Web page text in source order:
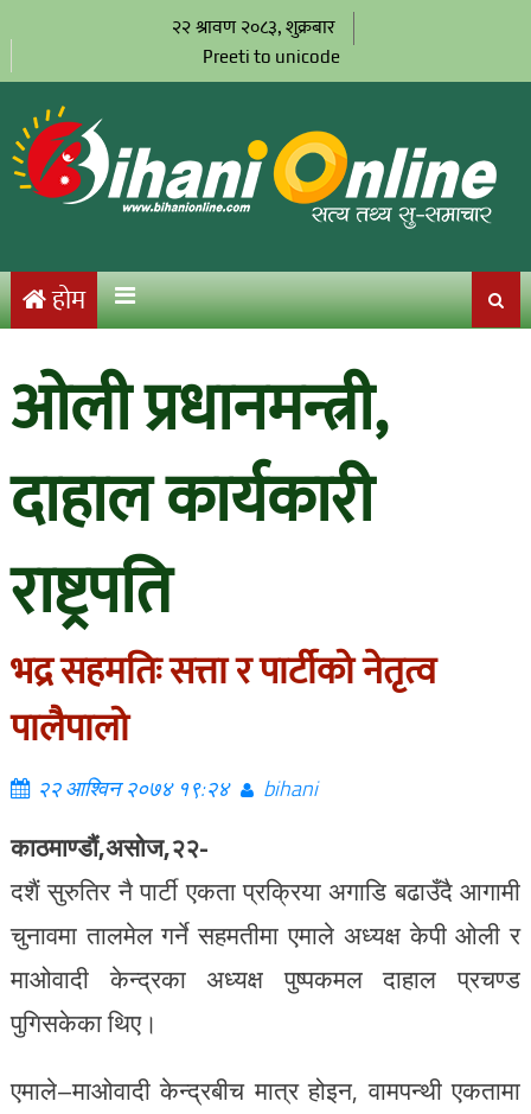
२२ श्रावण २०८३, शुक्रबार
Preeti to unicode
होम
ओली प्रधानमन्त्री,
दाहाल कार्यकारी
राष्ट्रपति
भद्र सहमतिः सत्ता र पार्टीको नेतृत्व
पालैपालो
२२ आश्विन २०७४ १९:२४ bihani
काठमाण्डौं,असोज,२२-
दशैं सुरुतिर नै पार्टी एकता प्रक्रिया अगाडि बढाउँदै आगामी
चुनावमा तालमेल गर्ने सहमतीमा एमाले अध्यक्ष केपी ओली र
माओवादी केन्द्रका अध्यक्ष पुष्पकमल दाहाल प्रचण्ड
पुगिसकेका थिए।
एमाले–माओवादी केन्द्रबीच मात्र होइन, वामपन्थी एकतामा